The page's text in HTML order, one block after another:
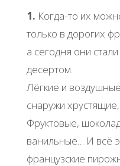
1. Когда-то их
только в дорогих
а сегодня они
десертом.
Лёгкие и
снаружи
Фруктовые,
ванильные… И всё
французские